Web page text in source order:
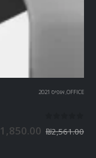
OFFICE
, אופיס 2021
₪2,561.00
1,850.00